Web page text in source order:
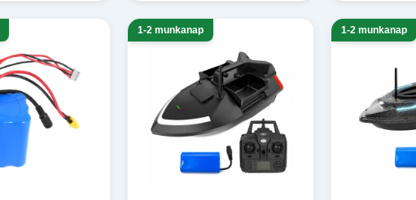
1-2 munkanap 1-2 munkanap